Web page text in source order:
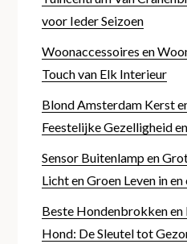
voor Ieder Seizoen
Woonaccessoires en
Touch van Elk Interieur
Blond Amsterdam Kerst
Feestelijke Gezelligheid
Sensor Buitenlamp en
Licht en Groen Leven in
Beste Hondenbrokken
Hond: De Sleutel tot